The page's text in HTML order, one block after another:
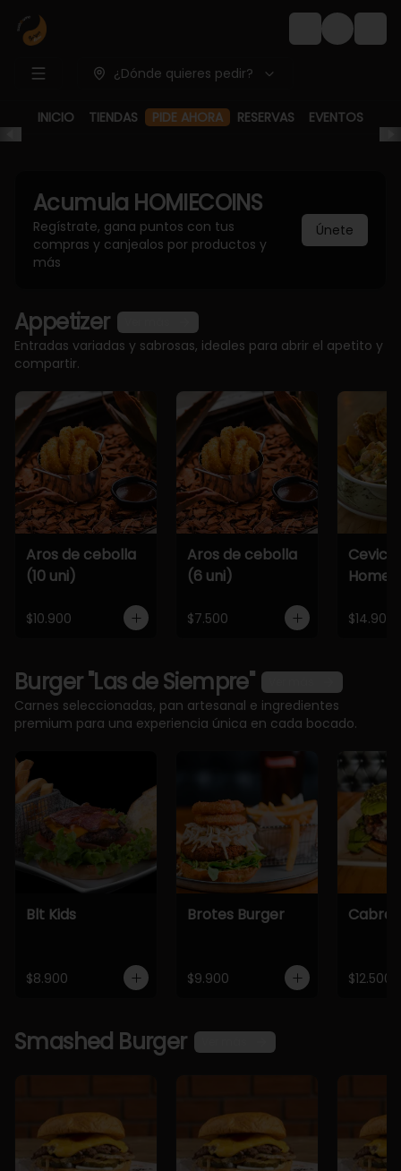
Login
¿Dónde quieres pedir?
INICIO TIENDAS
PIDE AHORA
RESERVAS EVENTOS
Acumula HOMIECOINS
Regístrate, gana puntos con tus
compras y canjealos por productos y
más
Únete
Appetizer
Entradas variadas y sabrosas, ideales para abrir el apetito y
compartir.
Aros de cebolla
(10 uni)
$10.900
Aros de cebolla
(6 uni)
$7.500
Home
$14.900
Burger "Las de Siempre"
Carnes seleccionadas, pan artesanal e ingredientes
premium para una experiencia única en cada bocado.
Blt Kids
$8.900
Brotes Burger
$9.900
Cabra
$12.500
Smashed Burger